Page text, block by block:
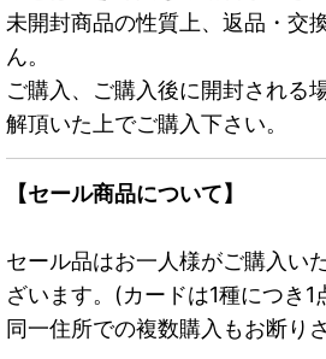
未開封商品の性質上、返品・交
ん。
ご購入、ご購入後に開封される
解頂いた上でご購入下さい。
【セール商品について】
セール品はお一人様がご購入い
ざいます。(カードは1種につき1
同一住所での複数購入もお断り